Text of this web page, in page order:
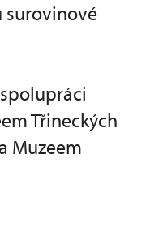
surovinové
Třineckých
Muzeem